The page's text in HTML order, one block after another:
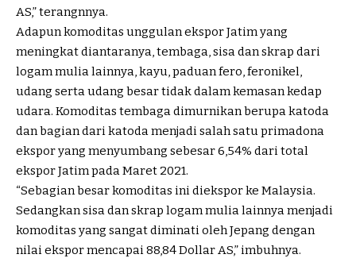
AS,” terangnnya.
Adapun komoditas unggulan ekspor Jatim yang
meningkat diantaranya, tembaga, sisa dan skrap dari
logam mulia lainnya, kayu, paduan fero, feronikel,
udang serta udang besar tidak dalam kemasan kedap
udara. Komoditas tembaga dimurnikan berupa katoda
dan bagian dari katoda menjadi salah satu primadona
ekspor yang menyumbang sebesar 6,54% dari total
ekspor Jatim pada Maret 2021.
“Sebagian besar komoditas ini diekspor ke Malaysia.
Sedangkan sisa dan skrap logam mulia lainnya menjadi
komoditas yang sangat diminati oleh Jepang dengan
nilai ekspor mencapai 88,84 Dollar AS,” imbuhnya.